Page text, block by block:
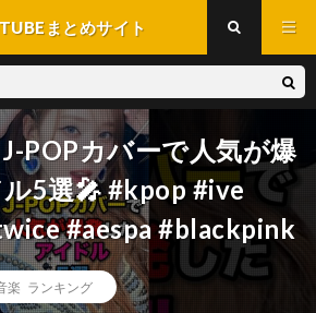
まとめサイト
J-POPカバーで人気が爆
5選🎤 #kpop #ive
#aespa #blackpink
楽 ランキング